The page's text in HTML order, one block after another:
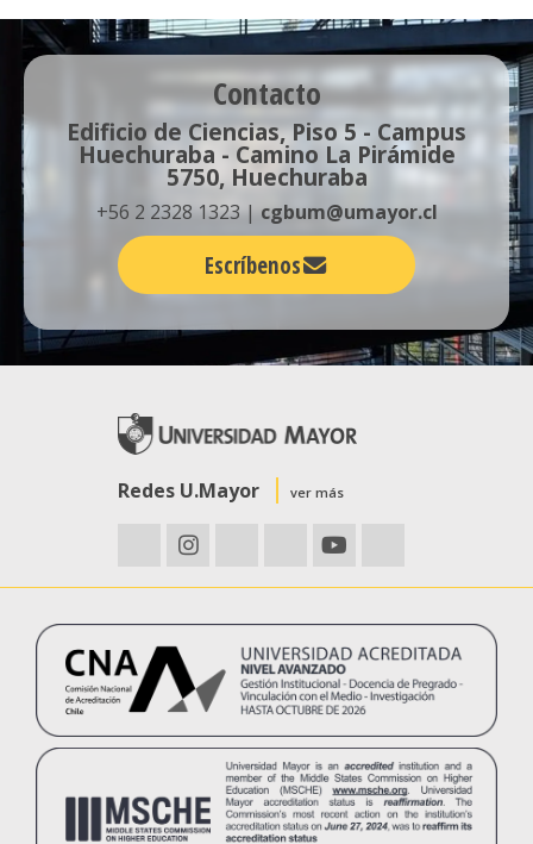
Contacto
Edificio de Ciencias, Piso 5 - Campus
Huechuraba - Camino La Pirámide
5750, Huechuraba
+56 2 2328 1323 |cgbum@umayor.cl
Escríbenos
Redes U.Mayor ver más